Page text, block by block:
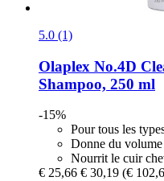
5.0 (1)
Olaplex No.4D
Shampoo, 250 ml
-15%
Pour tous les
Donne du volume
Nourrit le cuir
€ 25,66 € 30,19 (€